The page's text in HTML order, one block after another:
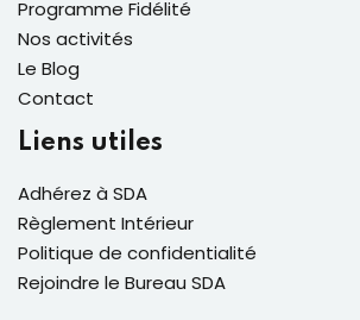
Programme Fidélité
Nos activités
Le Blog
Contact
Liens utiles
Adhérez à SDA
Règlement Intérieur
Politique de confidentialité
Rejoindre le Bureau SDA